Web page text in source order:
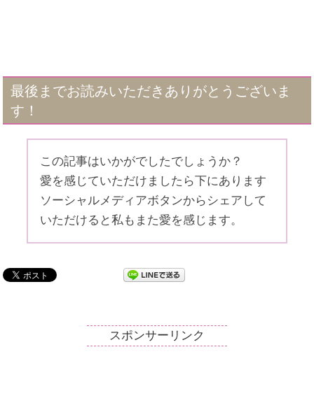
最後までお読みいただきありがとうございま
す！
この記事はいかがでしたでしょうか？
愛を感じていただけましたら下にあります
ソーシャルメディアボタンからシェアして
いただけると私もまた愛を感じます。
スポンサーリンク